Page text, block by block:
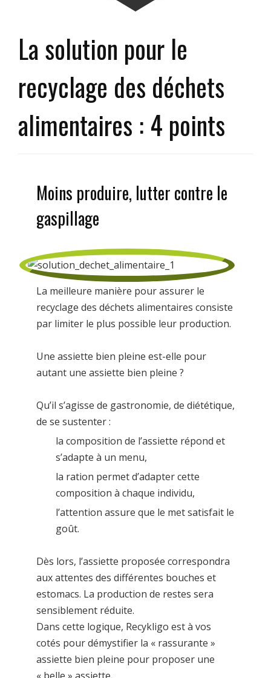
La solution pour le
recyclage des déchets
alimentaires : 4 points
Moins produire, lutter contre le
gaspillage
La meilleure manière pour assurer le
recyclage des déchets alimentaires consiste
par limiter le plus possible leur production.
Une assiette bien pleine est-elle pour
autant une assiette bien pleine ?
Qu’il s’agisse de gastronomie, de diététique,
de se sustenter :
la composition de l’assiette répond et
s’adapte à un menu,
la ration permet d’adapter cette
composition à chaque individu,
l’attention assure que le met satisfait le
goût.
Dès lors, l’assiette proposée correspondra
aux attentes des différentes bouches et
estomacs. La production de restes sera
sensiblement réduite.
Dans cette logique, Recykligo est à vos
cotés pour démystifier la « rassurante »
assiette bien pleine pour proposer une